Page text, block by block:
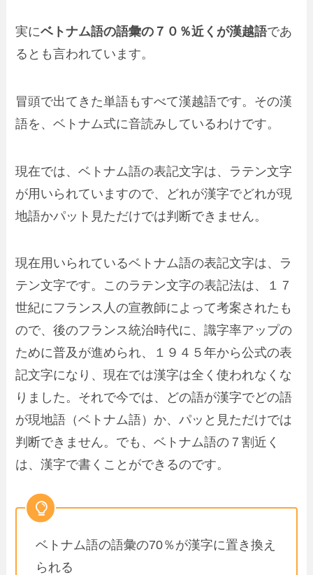
実にベトナム語の語彙の７０％近くが漢越語であ
るとも言われています。
冒頭で出てきた単語もすべて漢越語です。その漢
語を、ベトナム式に音読みしているわけです。
現在では、ベトナム語の表記文字は、ラテン文字
が用いられていますので、どれが漢字でどれが現
地語かパット見ただけでは判断できません。
現在用いられているベトナム語の表記文字は、ラ
テン文字です。このラテン文字の表記法は、
１７
世紀にフランス人の宣教師によって考案されたも
ので、後のフランス統治時代に、識字率アップの
ために普及が進められ、１９４５年から公式の表
記文字になり、現在では漢字は全く使われなくな
りました。それで今では、どの語が漢字でどの語
が現地語（ベトナム語）か、パッと見ただけでは
判断できません。でも、ベトナム語の７割近く
は、漢字で書くことができるのです。
ベトナム語の語彙の70％が漢字に置き換え
られる